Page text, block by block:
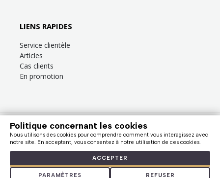
LIENS RAPIDES
Service clientèle
Articles
Cas clients
En promotion
Besoin d’aide?Consultez laFAQ ou la section Service clientèle
Nous facturons en dollars canadiens (taxes en sus). |
© Distribution DPA, 2009 - 2026
Politique concernant les cookies
Nous utilisons des cookies pour comprendre comment vous interagissez avec
notre site. En acceptant, vous consentez à notre utilisation de ces cookies.
PARAMÈTRES REFUSER
ACCEPTER